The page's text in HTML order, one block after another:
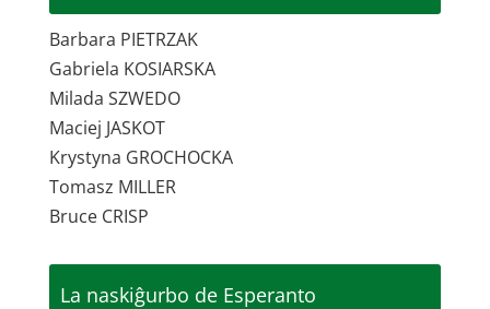
Barbara PIETRZAK
Gabriela KOSIARSKA
Milada SZWEDO
Maciej JASKOT
Krystyna GROCHOCKA
Tomasz MILLER
Bruce CRISP
La naskiĝurbo de Esperanto